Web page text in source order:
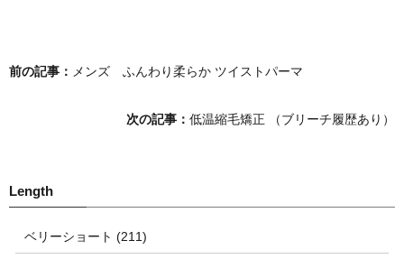
前の記事： メンズ ふんわり柔らか ツイストパーマ
次の記事： 低温縮毛矯正 （ブリーチ履歴あり）
ベリーショート (211)